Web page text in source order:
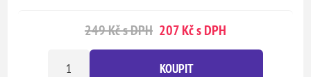
249 Kč s DPH 207 Kč s DPH
KOUPIT